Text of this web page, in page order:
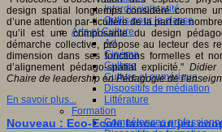
Interdisciplinarité
Outils pour la classe
Arts et Culture
Art
Cinéma
Culture
Culture et numérique
Dispositifs de médiation
Littérature
Formation
Compétences
design spatial longtemps considéré comme
d’une attention par-ticulière de la part de
qu’il est une composante du design
démarche collective, propose au lecteur des
dimension dans ses fonctions formelles et
d’alignement pédago-spatial explicité." Didier
Chaire de leadership en Pédagogie de
En savoir plus...
Nouveau : Eco-Ecole lance un jeu